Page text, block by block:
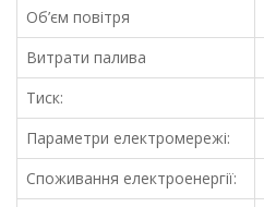
Об’єм повітря
Витрати палива
Тиск:
Параметри електромережі:
Споживання електроенергії: